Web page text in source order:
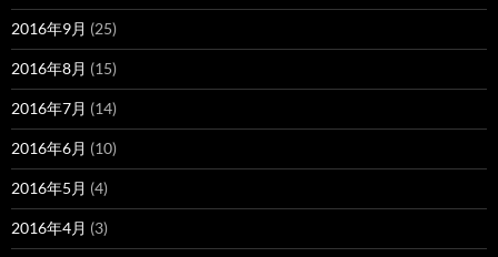
2016年9月 (25)
2016年8月 (15)
2016年7月 (14)
2016年6月 (10)
2016年5月 (4)
2016年4月 (3)